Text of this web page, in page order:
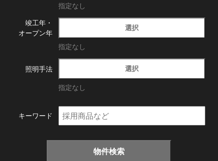
指定なし
竣工年・
オープン年
選択
指定なし
照明手法 選択
指定なし
キーワード
物件検索